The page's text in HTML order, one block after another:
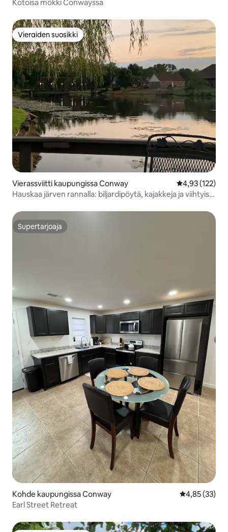
Kotoisa mökki Conwayssa
Vieraiden suosikki
Vieraiden suosikki
Vierassviitti kaupungissa Conway
4,93 (122)
Hauskaa järven rannalla: biljardipöytä, kajakkeja ja viihtyisä
Supertarjoaja
Supertarjoaja
Kohde kaupungissa Conway
4,85 (33)
Earl Street Retreat